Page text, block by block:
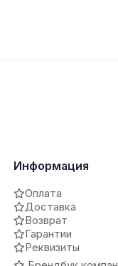
Информация
Оплата
Доставка
Возврат
Гарантии
Реквизиты